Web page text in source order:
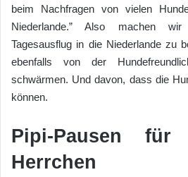
beim Nachfragen von vielen
Niederlande.” Also machen
Tagesausflug in die Niederlande zu
ebenfalls von der
schwärmen. Und davon, dass die
können.
Pipi-Pausen
Herrchen